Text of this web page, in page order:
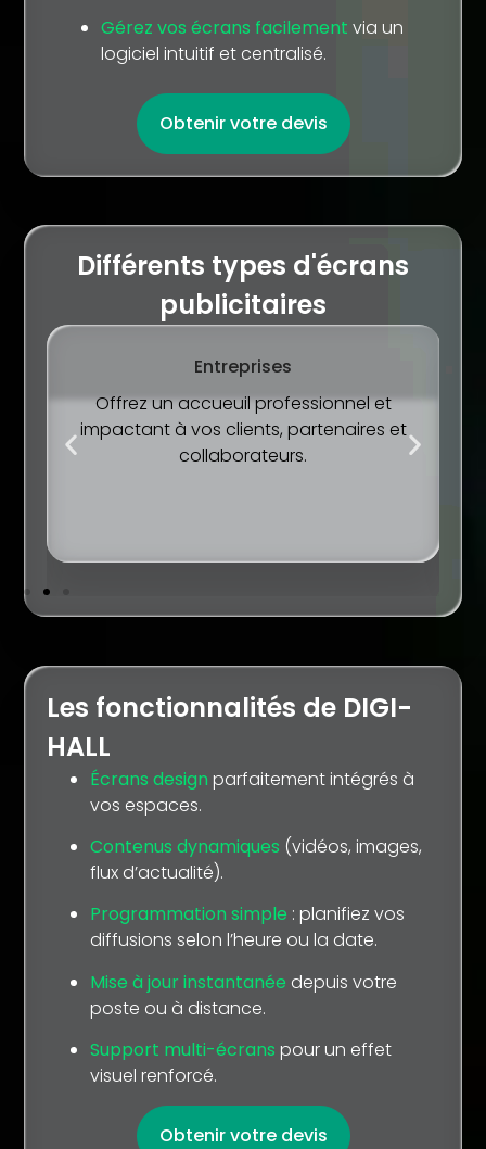
Gérez vos écrans facilement via un
logiciel intuitif et centralisé.
Obtenir votre devis
Différents types d'écrans
publicitaires
Entreprises
Offrez un accueuil professionnel et
impactant à vos clients, partenaires et
collaborateurs.
Les fonctionnalités de DIGI-
HALL
Écrans design parfaitement intégrés à
vos espaces.
Contenus dynamiques (vidéos, images,
flux d’actualité).
Programmation simple : planifiez vos
diffusions selon l’heure ou la date.
Mise à jour instantanée depuis votre
poste ou à distance.
Support multi-écrans pour un effet
visuel renforcé.
Obtenir votre devis